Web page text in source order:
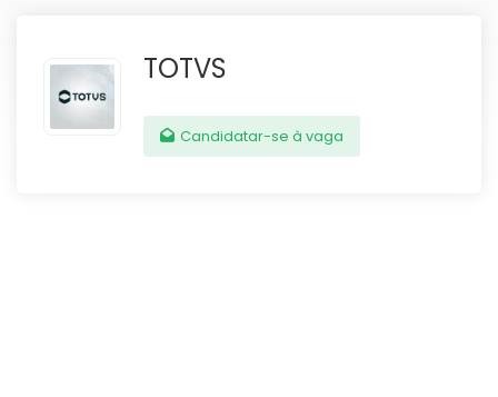
TOTVS
Candidatar-se à vaga